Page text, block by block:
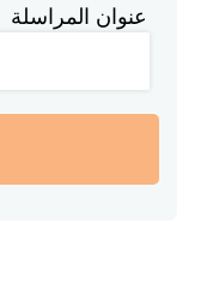
عنوان المراسلة